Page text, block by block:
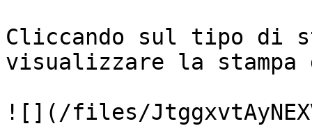
Cliccando sul tipo di
visualizzare la stampa
![](/files/